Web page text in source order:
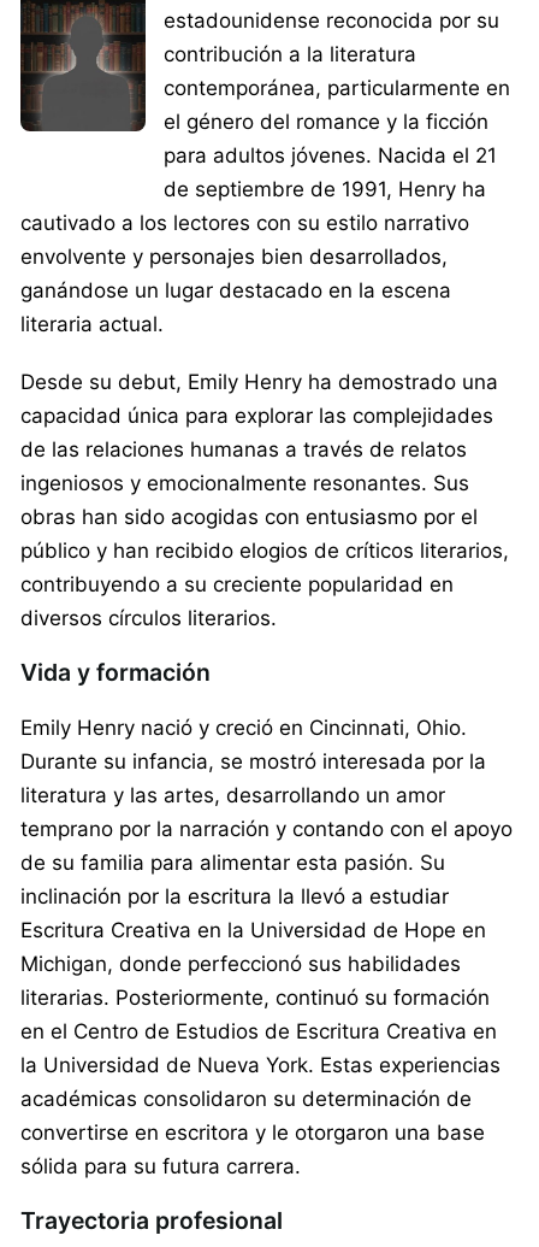
estadounidense reconocida por su
contribución a la literatura
contemporánea, particularmente en
el género del romance y la ficción
para adultos jóvenes. Nacida el 21
de septiembre de 1991, Henry ha
cautivado a los lectores con su estilo narrativo
envolvente y personajes bien desarrollados,
ganándose un lugar destacado en la escena
literaria actual.
Desde su debut, Emily Henry ha demostrado una
capacidad única para explorar las complejidades
de las relaciones humanas a través de relatos
ingeniosos y emocionalmente resonantes. Sus
obras han sido acogidas con entusiasmo por el
público y han recibido elogios de críticos literarios,
contribuyendo a su creciente popularidad en
diversos círculos literarios.
Vida y formación
Emily Henry nació y creció en Cincinnati, Ohio.
Durante su infancia, se mostró interesada por la
literatura y las artes, desarrollando un amor
temprano por la narración y contando con el apoyo
de su familia para alimentar esta pasión. Su
inclinación por la escritura la llevó a estudiar
Escritura Creativa en la Universidad de Hope en
Michigan, donde perfeccionó sus habilidades
literarias. Posteriormente, continuó su formación
en el Centro de Estudios de Escritura Creativa en
la Universidad de Nueva York. Estas experiencias
académicas consolidaron su determinación de
convertirse en escritora y le otorgaron una base
sólida para su futura carrera.
Trayectoria profesional